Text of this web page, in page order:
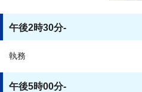
午後2時30分-
執務
午後5時00分-